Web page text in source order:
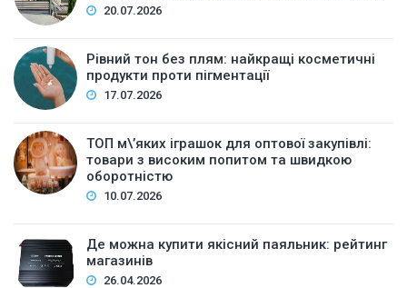
20.07.2026
Рівний тон без плям: найкращі косметичні
продукти проти пігментації
17.07.2026
ТОП м\’яких іграшок для оптової закупівлі:
товари з високим попитом та швидкою
оборотністю
10.07.2026
Де можна купити якісний паяльник: рейтинг
магазинів
26.04.2026